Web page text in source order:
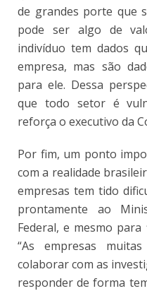
de grandes porte que
pode ser algo de
indivíduo tem dados
empresa, mas são
para ele. Dessa
que todo setor é
reforça o executivo da
Por fim, um ponto
com a realidade
empresas tem tido
prontamente ao
Federal, e mesmo
“As empresas
colaborar com as
responder de forma